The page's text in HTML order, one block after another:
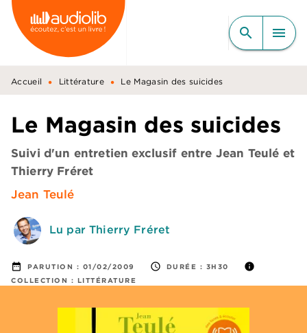
MENU RECHERCHE
CONTENU
PIED DE PAGE
search menu
Accueil • Littérature • Le Magasin des suicides
Le Magasin des suicides
Suivi d'un entretien exclusif entre Jean Teulé et
Thierry Fréret
Jean Teulé
Lu par Thierry Fréret
date_range PARUTION : 01/02/2009 access_time DURÉE : 3H30 info
COLLECTION : LITTÉRATURE